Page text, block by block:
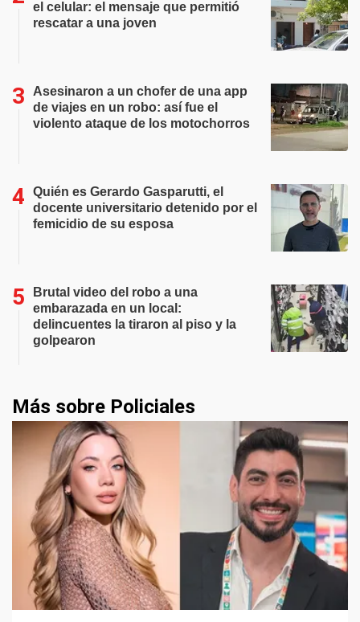
el celular: el mensaje que permitió
rescatar a una joven
Asesinaron a un chofer de una app
de viajes en un robo: así fue el
violento ataque de los motochorros
Quién es Gerardo Gasparutti, el
docente universitario detenido por el
femicidio de su esposa
Brutal video del robo a una
embarazada en un local:
delincuentes la tiraron al piso y la
golpearon
Más sobre Policiales